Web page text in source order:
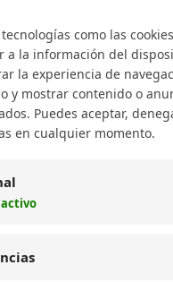
Web en
- Sitios
y
como las
a la información del
la experiencia de
y mostrar contenido o
Puedes aceptar,
en cualquier momento.